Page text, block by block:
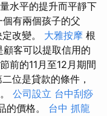
水平的提升而平靜下
有兩個孩子的父
改變。 大雅按摩 根
客可以提取信用的
前的11月至12月期間
位是貸款的條件，
公司設立 台中刮痧
的價格。 台中 抓龍